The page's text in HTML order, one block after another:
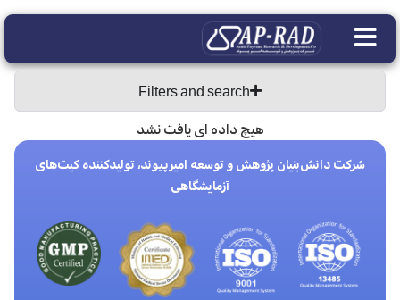
Filters and search
هیچ داده ای یافت نشد
شرکت دانش‌بنیان پژوهش و توسعه امیرپیوند، تولیدکننده کیت‌های
آزمایشگاهی